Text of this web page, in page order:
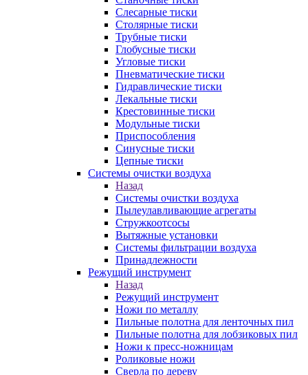
Слесарные тиски
Столярные тиски
Трубные тиски
Глобусные тиски
Угловые тиски
Пневматические тиски
Гидравлические тиски
Лекальные тиски
Крестовинные тиски
Модульные тиски
Приспособления
Синусные тиски
Цепные тиски
Системы очистки воздуха
Назад
Системы очистки воздуха
Пылеулавливающие агрегаты
Стружкоотсосы
Вытяжные установки
Системы фильтрации воздуха
Принадлежности
Режущий инструмент
Назад
Режущий инструмент
Ножи по металлу
Пильные полотна для ленточных пил
Пильные полотна для лобзиковых пил
Ножи к пресс-ножницам
Роликовые ножи
Сверла по дереву